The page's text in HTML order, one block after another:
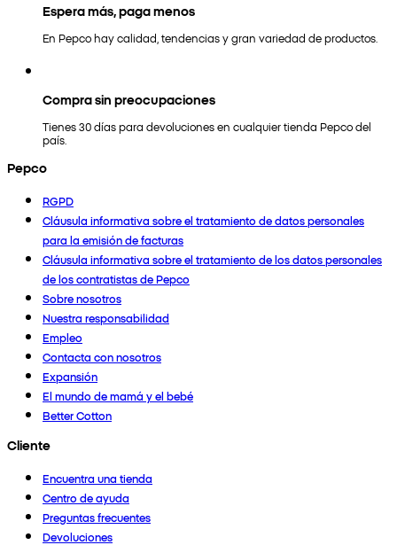
Espera más, paga menos
En Pepco hay calidad, tendencias y gran variedad de productos.
Compra sin preocupaciones
Tienes 30 días para devoluciones en cualquier tienda Pepco del
país.
Pepco
RGPD
Cláusula informativa sobre el tratamiento de datos personales
para la emisión de facturas
Cláusula informativa sobre el tratamiento de los datos personales
de los contratistas de Pepco
Sobre nosotros
Nuestra responsabilidad
Empleo
Contacta con nosotros
Expansión
El mundo de mamá y el bebé
Better Cotton
Cliente
Encuentra una tienda
Centro de ayuda
Preguntas frecuentes
Devoluciones